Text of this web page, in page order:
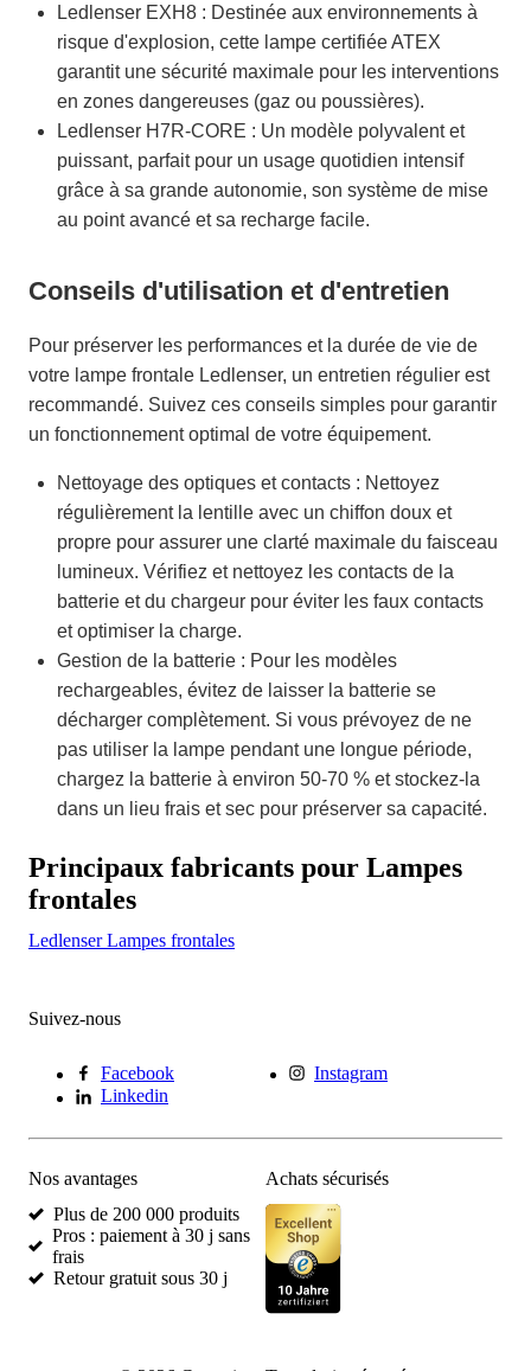
Ledlenser EXH8 : Destinée aux environnements à
risque d'explosion, cette lampe certifiée ATEX
garantit une sécurité maximale pour les interventions
en zones dangereuses (gaz ou poussières).
Ledlenser H7R-CORE : Un modèle polyvalent et
puissant, parfait pour un usage quotidien intensif
grâce à sa grande autonomie, son système de mise
au point avancé et sa recharge facile.
Conseils d'utilisation et d'entretien
Pour préserver les performances et la durée de vie de
votre lampe frontale Ledlenser, un entretien régulier est
recommandé. Suivez ces conseils simples pour garantir
un fonctionnement optimal de votre équipement.
Nettoyage des optiques et contacts : Nettoyez
régulièrement la lentille avec un chiffon doux et
propre pour assurer une clarté maximale du faisceau
lumineux. Vérifiez et nettoyez les contacts de la
batterie et du chargeur pour éviter les faux contacts
et optimiser la charge.
Gestion de la batterie : Pour les modèles
rechargeables, évitez de laisser la batterie se
décharger complètement. Si vous prévoyez de ne
pas utiliser la lampe pendant une longue période,
chargez la batterie à environ 50-70 % et stockez-la
dans un lieu frais et sec pour préserver sa capacité.
Principaux fabricants pour Lampes
frontales
Ledlenser Lampes frontales
Suivez-nous
Facebook
Instagram
Linkedin
Nos avantages
Plus de 200 000 produits
Pros : paiement à 30 j sans
frais
Retour gratuit sous 30 j
Achats sécurisés